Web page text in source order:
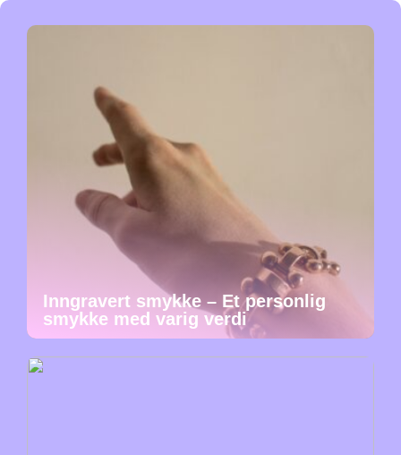
Inngravert smykke – Et personlig
smykke med varig verdi